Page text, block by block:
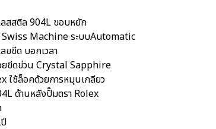
ลสสติล 904L ขอบหยัก
Swiss Machine ระบบAutomatic
ขขีด บอกเวลา
ขีดข่วน Crystal Sapphire
ใช้ล็อคด้วยการหมุนเกลียว
ด้านหลังปั๊มตรา Rolex